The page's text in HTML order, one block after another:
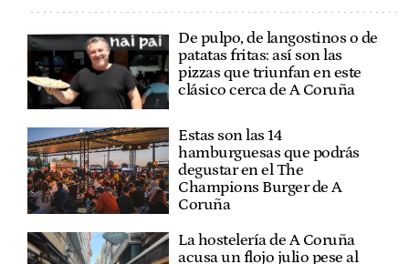
De pulpo, de langostinos o de
patatas fritas: así son las
pizzas que triunfan en este
clásico cerca de A Coruña
Estas son las 14
hamburguesas que podrás
degustar en el The
Champions Burger de A
Coruña
La hostelería de A Coruña
acusa un flojo julio pese al